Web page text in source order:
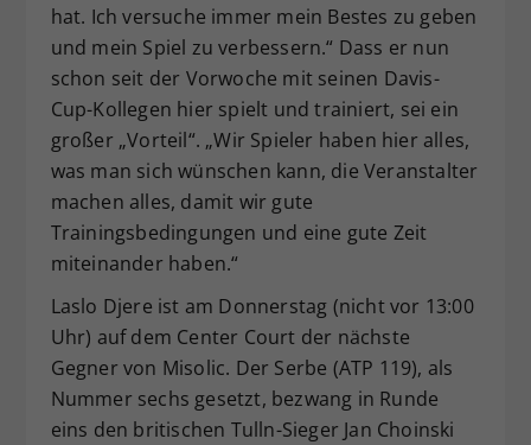
hat. Ich versuche immer mein Bestes zu geben
und mein Spiel zu verbessern.“ Dass er nun
schon seit der Vorwoche mit seinen Davis-
Cup-Kollegen hier spielt und trainiert, sei ein
großer „Vorteil“. „Wir Spieler haben hier alles,
was man sich wünschen kann, die Veranstalter
machen alles, damit wir gute
Trainingsbedingungen und eine gute Zeit
miteinander haben.“
Laslo Djere ist am Donnerstag (nicht vor 13:00
Uhr) auf dem Center Court der nächste
Gegner von Misolic. Der Serbe (ATP 119), als
Nummer sechs gesetzt, bezwang in Runde
eins den britischen Tulln-Sieger Jan Choinski